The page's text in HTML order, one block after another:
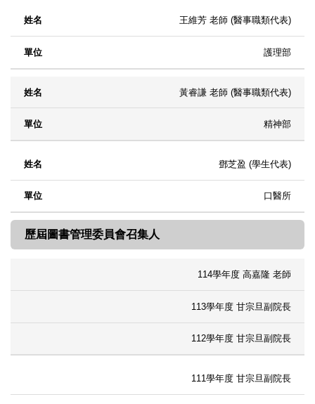
王維芳 老師 (醫事職類代表)
護理部
黃睿謙 老師 (醫事職類代表)
精神部
鄧芝盈 (學生代表)
口醫所
歷屆圖書管理委員會召集人
114學年度 高嘉隆 老師
113學年度 甘宗旦副院長
112學年度 甘宗旦副院長
111學年度 甘宗旦副院長